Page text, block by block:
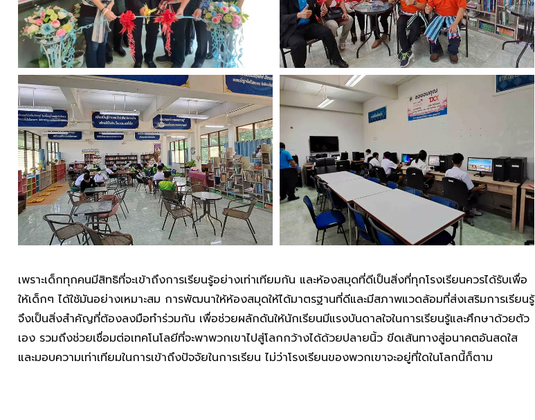
เพราะเด็กทุกคนมีสิทธิที่จะเข้าถึงการเรียนรู้อย่างเท่าเทียมกัน และห้องสมุดที่ดีเป็นสิ่งที่ทุกโรงเรียนควรได้รับเพื่อ
ให้เด็กๆ ได้ใช้มันอย่างเหมาะสม การพัฒนาให้ห้องสมุดให้ได้มาตรฐานที่ดีและมีสภาพแวดล้อมที่ส่งเสริมการเรียนรู้
จึงเป็นสิ่งสำคัญที่ต้องลงมือทำร่วมกัน เพื่อช่วยผลักดันให้นักเรียนมีแรงบันดาลใจในการเรียนรู้และศึกษาด้วยตัว
เอง รวมถึงช่วยเชื่อมต่อเทคโนโลยีที่จะพาพวกเขาไปสู่โลกกว้างได้ด้วยปลายนิ้ว ขีดเส้นทางสู่อนาคตอันสดใส
และมอบความเท่าเทียมในการเข้าถึงปัจจัยในการเรียน ไม่ว่าโรงเรียนของพวกเขาจะอยู่ที่ใดในโลกนี้ก็ตาม